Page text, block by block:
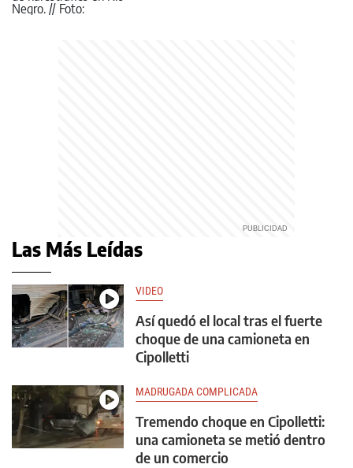
Las Más Leídas
VIDEO
Así quedó el local tras el fuerte
choque de una camioneta en
Cipolletti
MADRUGADA COMPLICADA
Tremendo choque en Cipolletti:
una camioneta se metió dentro
de un comercio